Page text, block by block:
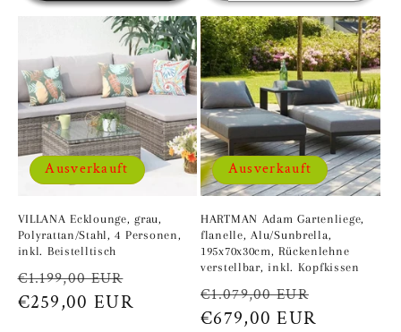
Ausverkauft
VILLANA Ecklounge, grau,
Polyrattan/Stahl, 4 Personen,
inkl. Beistelltisch
Normaler
Preis
€1.199,00 EUR
Verkaufspreis
€259,00 EUR
Ausverkauft
HARTMAN Adam Gartenliege,
flanelle, Alu/Sunbrella,
195x70x30cm, Rückenlehne
verstellbar, inkl. Kopfkissen
Normaler
Preis
€1.079,00 EUR
€679,00 EUR